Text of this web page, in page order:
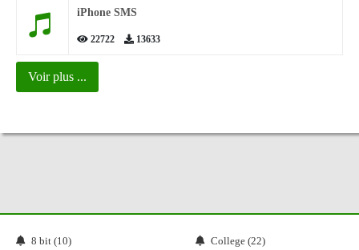
iPhone SMS
22722 13633
Voir plus ...
8 bit (10) College (22)